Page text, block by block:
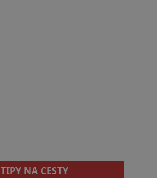
TIPY NA CESTY